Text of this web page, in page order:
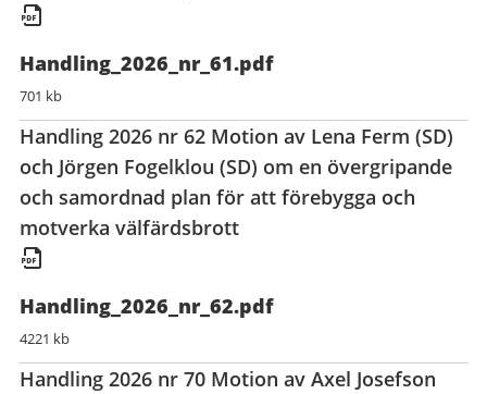
Handling_2026_nr_61.pdf
701 kb
Handling 2026 nr 62 Motion av Lena Ferm (SD)
och Jörgen Fogelklou (SD) om en övergripande
och samordnad plan för att förebygga och
motverka välfärdsbrott
Handling_2026_nr_62.pdf
4221 kb
Handling 2026 nr 70 Motion av Axel Josefson